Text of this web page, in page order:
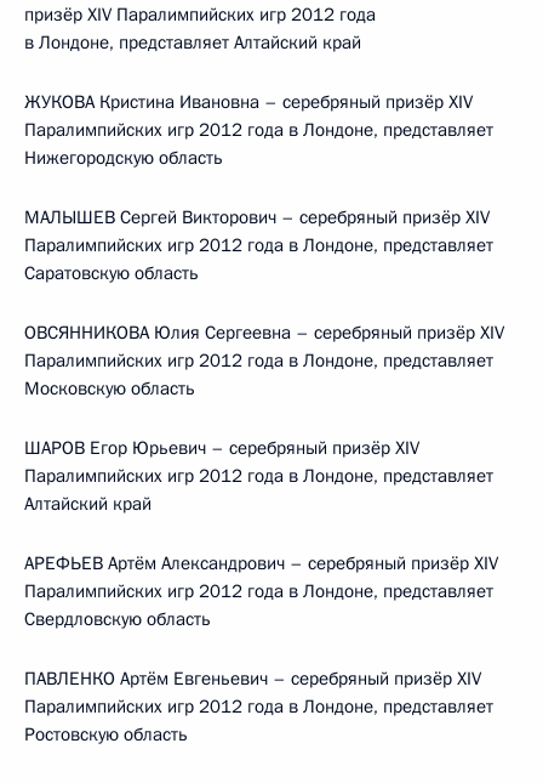
призёр XIV Паралимпийских игр 2012 года
в Лондоне, представляет Алтайский край
ЖУКОВА Кристина Ивановна – серебряный призёр XIV
Паралимпийских игр 2012 года в Лондоне, представляет
Нижегородскую область
МАЛЫШЕВ Сергей Викторович – серебряный призёр XIV
Паралимпийских игр 2012 года в Лондоне, представляет
Саратовскую область
ОВСЯННИКОВА Юлия Сергеевна – серебряный призёр XIV
Паралимпийских игр 2012 года в Лондоне, представляет
Московскую область
ШАРОВ Егор Юрьевич – серебряный призёр XIV
Паралимпийских игр 2012 года в Лондоне, представляет
Алтайский край
АРЕФЬЕВ Артём Александрович – серебряный призёр XIV
Паралимпийских игр 2012 года в Лондоне, представляет
Свердловскую область
ПАВЛЕНКО Артём Евгеньевич – серебряный призёр XIV
Паралимпийских игр 2012 года в Лондоне, представляет
Ростовскую область